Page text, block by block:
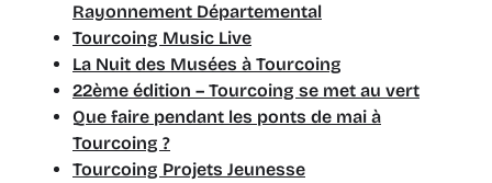
Rayonnement Départemental
Tourcoing Music Live
La Nuit des Musées à Tourcoing
22ème édition – Tourcoing se met au vert
Que faire pendant les ponts de mai à
Tourcoing ?
Tourcoing Projets Jeunesse